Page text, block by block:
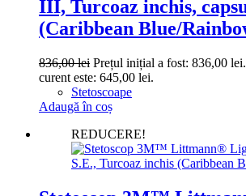
III, Turcoaz inchis,
(Caribbean Blue/
836,00lei Prețul inițial a fost: 836,00 lei.
curent este: 645,00 lei.
Stetoscoape
Adaugă în coș
REDUCERE!